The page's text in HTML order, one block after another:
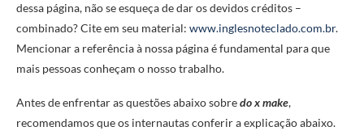
dessa página, não se esqueça de dar os devidos créditos –
combinado? Cite em seu material: www.inglesnoteclado.com.br.
Mencionar a referência à nossa página é fundamental para que
mais pessoas conheçam o nosso trabalho.
Antes de enfrentar as questões abaixo sobredo x make,
recomendamos que os internautas conferir a explicação abaixo.